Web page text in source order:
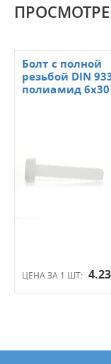
ЦЕНА ЗА 1 ШТ: 4.23
Болт с полной
резьбой DIN
полиамид 6x30